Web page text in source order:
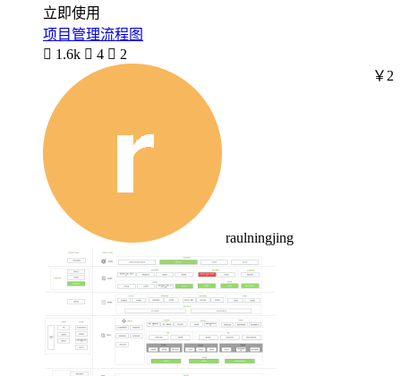
立即使用
项目管理流程图
 1.6k  4  2
raulningjing
￥2